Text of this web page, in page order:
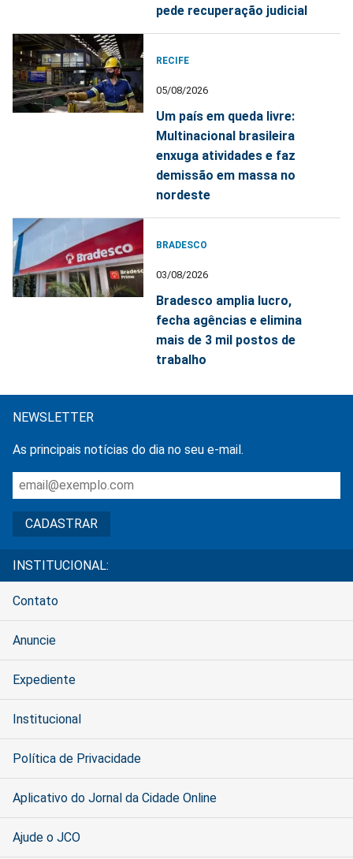
pede recuperação judicial
RECIFE
05/08/2026
Um país em queda livre:
Multinacional brasileira
enxuga atividades e faz
demissão em massa no
nordeste
BRADESCO
03/08/2026
Bradesco amplia lucro,
fecha agências e elimina
mais de 3 mil postos de
trabalho
NEWSLETTER
As principais notícias do dia no seu e-mail.
INSTITUCIONAL:
Contato
Anuncie
Expediente
Institucional
Política de Privacidade
Aplicativo do Jornal da Cidade Online
Ajude o JCO